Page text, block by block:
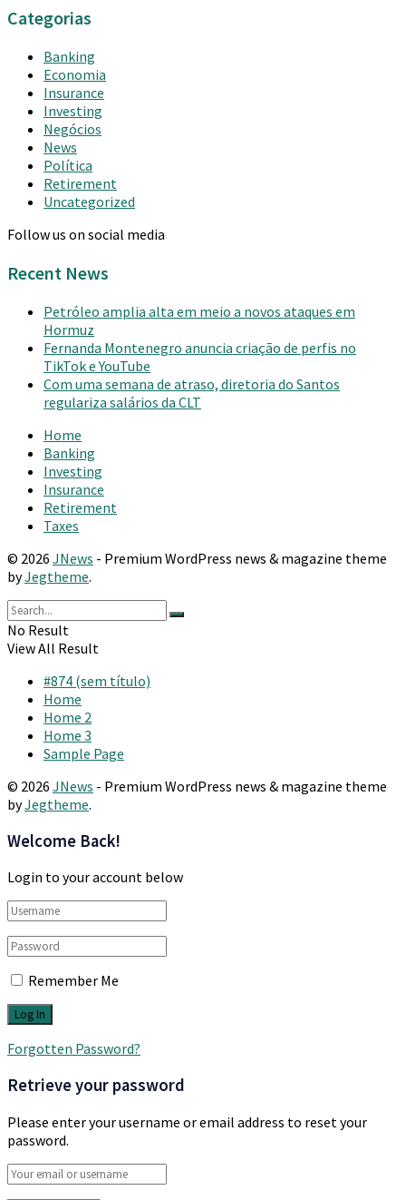
Categorias
Banking
Economia
Insurance
Investing
Negócios
News
Política
Retirement
Uncategorized
Follow us on social media
Recent News
Petróleo amplia alta em meio a novos ataques em
Hormuz
Fernanda Montenegro anuncia criação de perfis no
TikTok e YouTube
Com uma semana de atraso, diretoria do Santos
regulariza salários da CLT
Home
Banking
Investing
Insurance
Retirement
Taxes
© 2026 JNews - Premium WordPress news & magazine theme
byJegtheme.
No Result
View All Result
#874 (sem título)
Home
Home 2
Home 3
Sample Page
© 2026 JNews - Premium WordPress news & magazine theme
byJegtheme.
Welcome Back!
Login to your account below
Remember Me
Forgotten Password?
Retrieve your password
Please enter your username or email address to reset your
password.